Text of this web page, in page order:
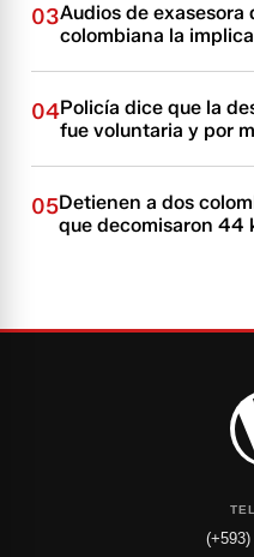
03Audios de exasesora
colombiana la
04Policía dice que la
fue voluntaria y por
05Detienen a dos
que decomisaron 44
(+593)